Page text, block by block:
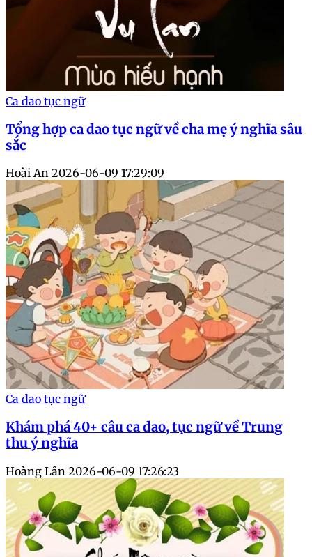
Ca dao tục ngữ
Tổng hợp ca dao tục ngữ về cha mẹ ý nghĩa sâu
sắc
Hoài An 2026-06-09 17:29:09
Ca dao tục ngữ
Khám phá 40+ câu ca dao, tục ngữ về Trung
thu ý nghĩa
Hoàng Lân 2026-06-09 17:26:23